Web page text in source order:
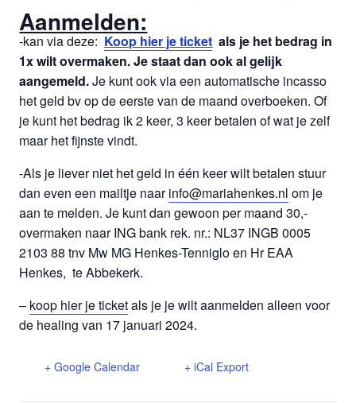
Aanmelden:
-kan via deze: Koop hier je ticket als je het bedrag in
1x wilt overmaken. Je staat dan ook al gelijk
aangemeld.Je kunt ook via een automatische incasso
het geld bv op de eerste van de maand overboeken. Of
je kunt het bedrag ik 2 keer, 3 keer betalen of wat je zelf
maar het fijnste vindt.
-Als je liever niet het geld in één keer wilt betalen stuur
dan even een mailtje naarinfo@mariahenkes.nl om je
aan te melden. Je kunt dan gewoon per maand 30,-
overmaken naar ING bank rek. nr.: NL37 INGB 0005
2103 88 tnv Mw MG Henkes-Tenniglo en Hr EAA
Henkes, te Abbekerk.
– koop hier je ticketals je je wilt aanmelden alleen voor
de healing van 17 januari 2024.
+ Google Calendar + iCal Export